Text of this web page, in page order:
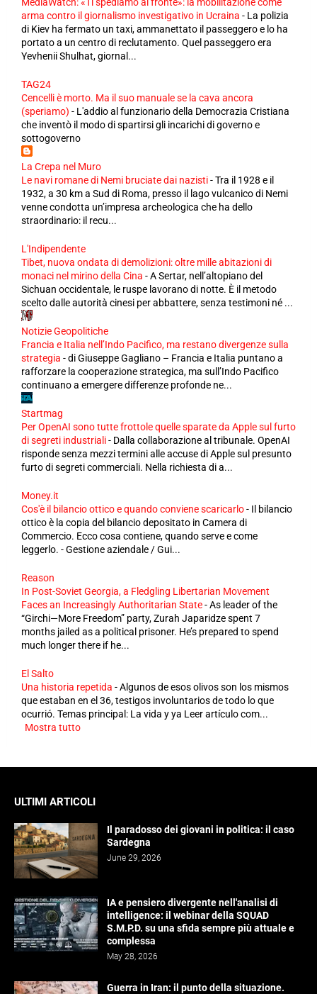
arma contro il giornalismo investigativo in Ucraina - La polizia
di Kiev ha fermato un taxi, ammanettato il passeggero e lo ha
portato a un centro di reclutamento. Quel passeggero era
Yevhenii Shulhat, giornal...
TAG24
Cencelli è morto. Ma il suo manuale se la cava ancora
(speriamo) - L'addio al funzionario della Democrazia Cristiana
che inventò il modo di spartirsi gli incarichi di governo e
sottogoverno
La Crepa nel Muro
Le navi romane di Nemi bruciate dai nazisti-Tra il 1928 e il
1932, a 30 km a Sud di Roma, presso il lago vulcanico di Nemi
venne condotta un’impresa archeologica che ha dello
straordinario: il recu...
L'Indipendente
Tibet, nuova ondata di demolizioni: oltre mille abitazioni di
monaci nel mirino della Cina -A Sertar, nell’altopiano del
Sichuan occidentale, le ruspe lavorano di notte. È il metodo
scelto dalle autorità cinesi per abbattere, senza testimoni né ...
Notizie Geopolitiche
Francia e Italia nell’Indo Pacifico, ma restano divergenze sulla
strategia -di Giuseppe Gagliano – Francia e Italia puntano a
rafforzare la cooperazione strategica, ma sull’Indo Pacifico
continuano a emergere differenze profonde ne...
Startmag
Per OpenAI sono tutte frottole quelle sparate da Apple sul furto
di segreti industriali- Dalla collaborazione al tribunale. OpenAI
risponde senza mezzi termini alle accuse di Apple sul presunto
furto di segreti commerciali. Nella richiesta di a...
Money.it
Cos'è il bilancio ottico e quando conviene scaricarlo- Il bilancio
ottico è la copia del bilancio depositato in Camera di
Commercio. Ecco cosa contiene, quando serve e come
leggerlo. - Gestione aziendale / Gui...
Reason
In Post-Soviet Georgia, a Fledgling Libertarian Movement
Faces an Increasingly Authoritarian State-As leader of the
“Girchi—More Freedom” party, Zurah Japaridze spent 7
months jailed as a political prisoner. He’s prepared to spend
much longer there if he...
El Salto
Una historia repetida -Algunos de esos olivos son los mismos
que estaban en el 36, testigos involuntarios de todo lo que
ocurrió. Temas principal: La vida y ya Leer artículo com...
Mostra tutto
ULTIMI ARTICOLI
Il paradosso dei giovani in politica: il caso
Sardegna
June 29, 2026
IA e pensiero divergente nell'analisi di
intelligence: il webinar della SQUAD
S.M.P.D. su una sfida sempre più attuale e
complessa
May 28, 2026
Guerra in Iran: il punto della situazione.